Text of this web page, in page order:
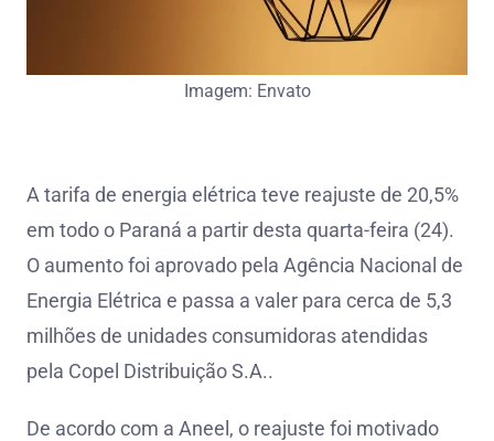
Imagem: Envato
A tarifa de energia elétrica teve reajuste de 20,5%
em todo o Paraná a partir desta quarta-feira (24).
O aumento foi aprovado pela Agência Nacional de
Energia Elétrica e passa a valer para cerca de 5,3
milhões de unidades consumidoras atendidas
pela Copel Distribuição S.A..
De acordo com a Aneel, o reajuste foi motivado